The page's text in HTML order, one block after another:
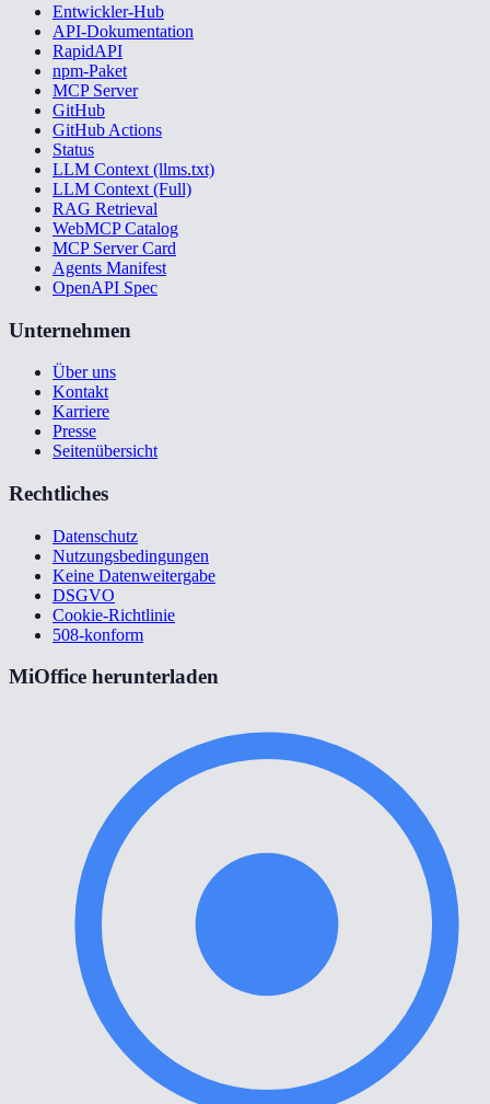
Entwickler-Hub
API-Dokumentation
RapidAPI
npm-Paket
MCP Server
GitHub
GitHub Actions
Status
LLM Context (llms.txt)
LLM Context (Full)
RAG Retrieval
WebMCP Catalog
MCP Server Card
Agents Manifest
OpenAPI Spec
Unternehmen
Über uns
Kontakt
Karriere
Presse
Seitenübersicht
Rechtliches
Datenschutz
Nutzungsbedingungen
Keine Datenweitergabe
DSGVO
Cookie-Richtlinie
508-konform
MiOffice herunterladen